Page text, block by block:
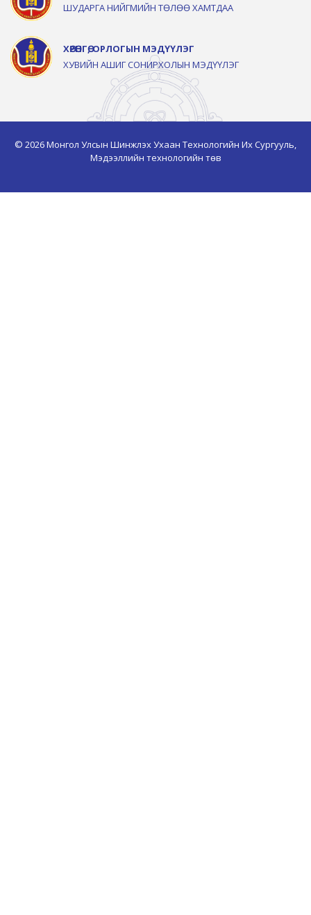
ШУДАРГА НИЙГМИЙН ТӨЛӨӨ ХАМТДАА
ХӨРӨНГӨ, ОРЛОГЫН МЭДҮҮЛЭГ
ХУВИЙН АШИГ СОНИРХОЛЫН МЭДҮҮЛЭГ
© 2026 Монгол Улсын Шинжлэх Ухаан Технологийн Их Сургууль,
Мэдээллийн технологийн төв